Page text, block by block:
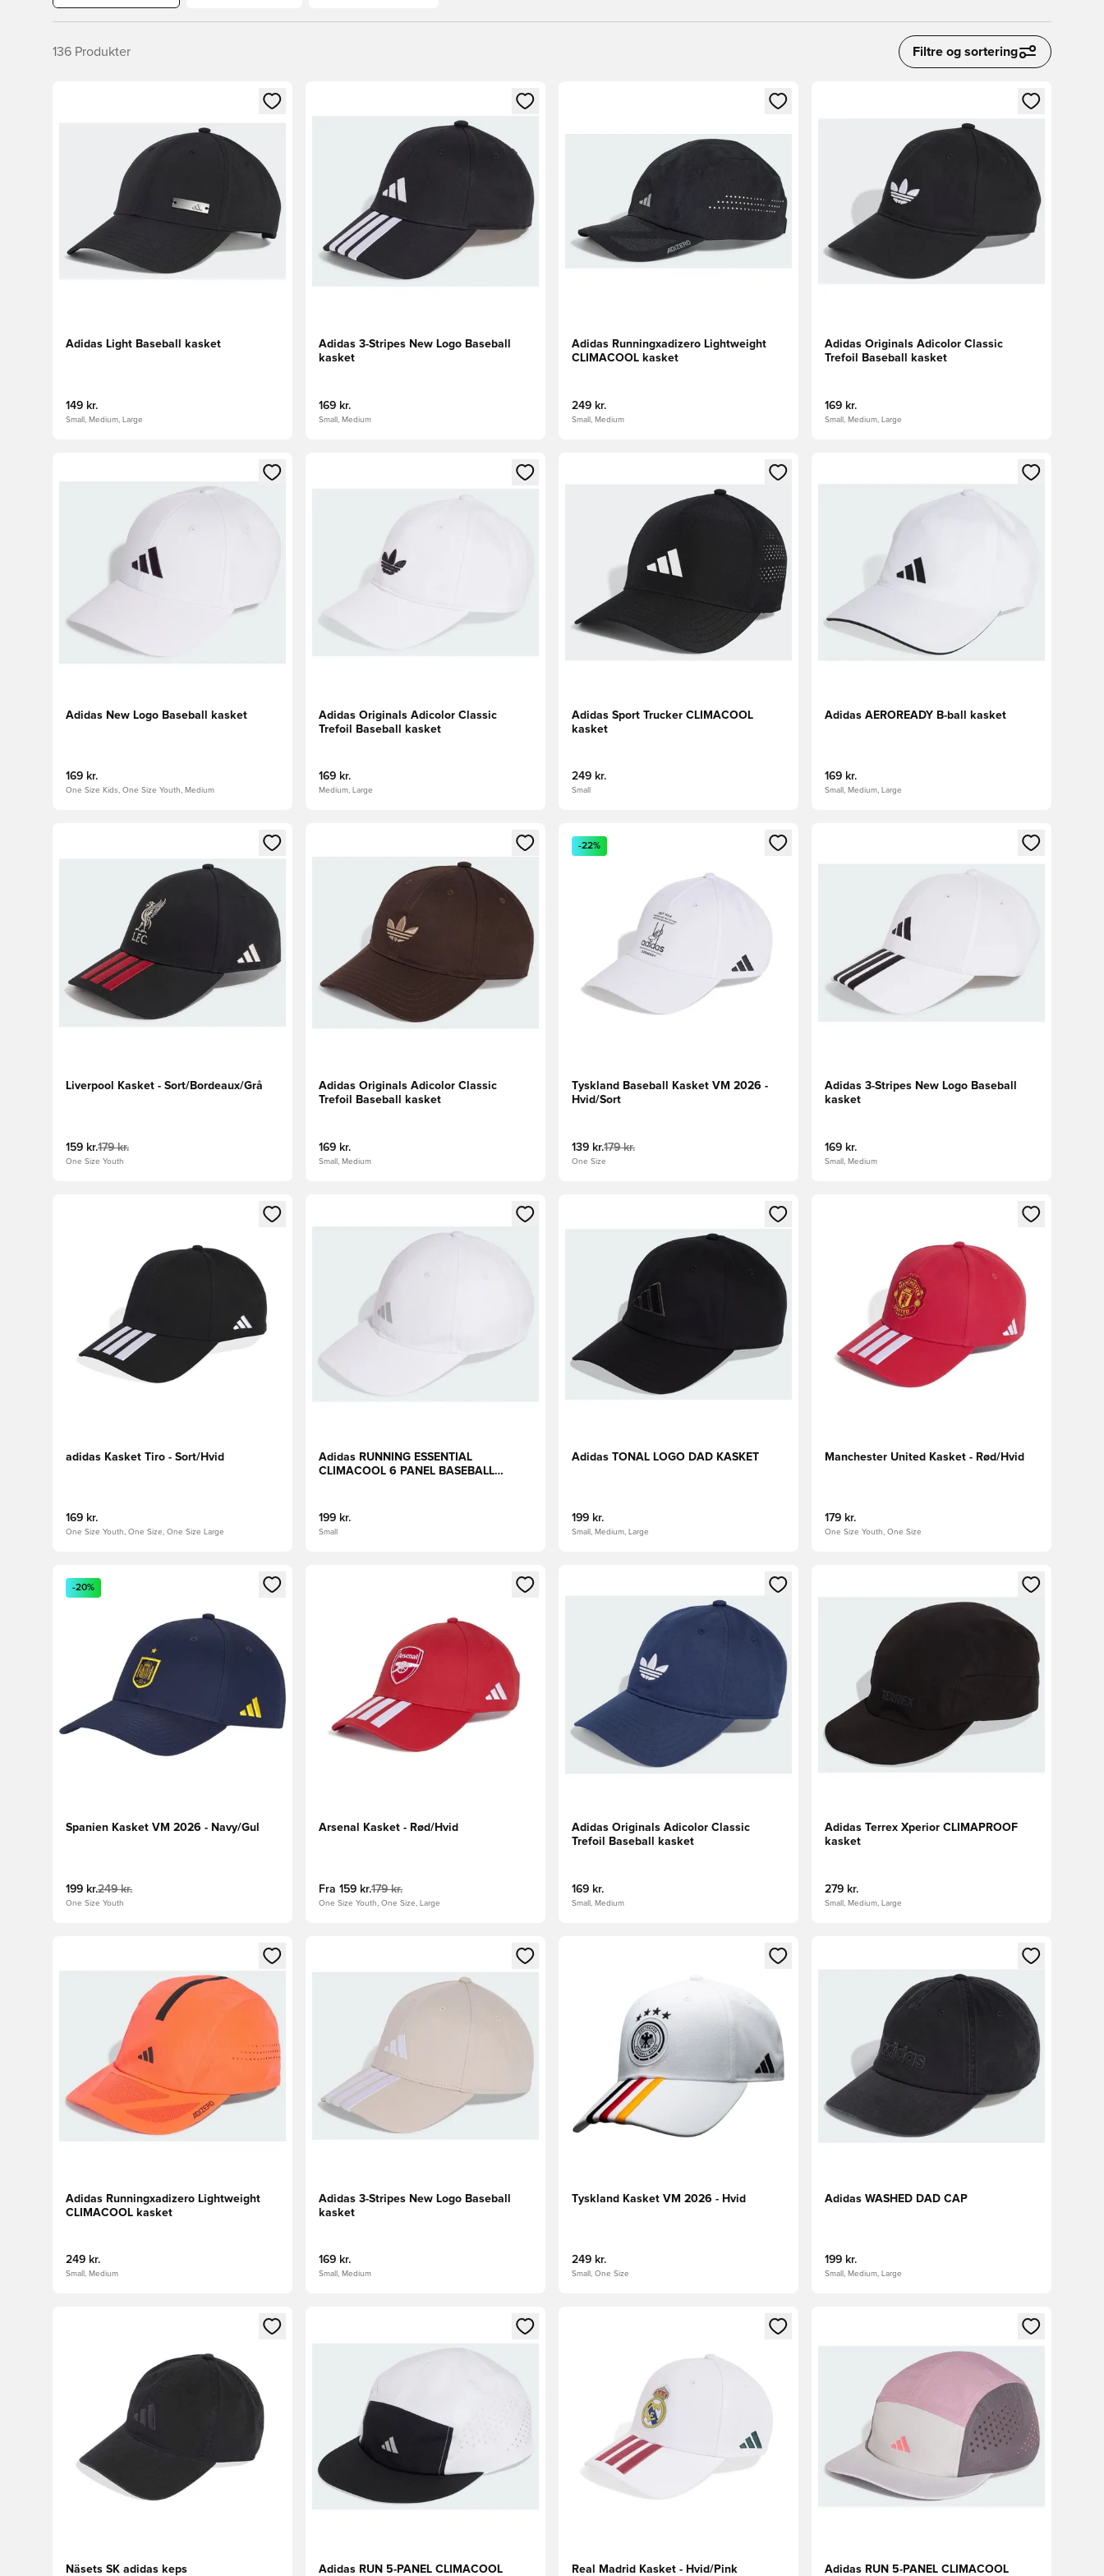
136 Produkter Filtre og sortering
Åbner en Modal til at logge ind eller tilmelde dig som medlem
Adidas Light Baseball kasket
149 kr.
Small, Medium, Large
Åbner en Modal til at logge ind eller tilmelde dig som medlem
Adidas 3-Stripes New Logo Baseball
kasket
169 kr.
Small, Medium
Åbner en Modal til at logge ind eller tilmelde dig som medlem
Adidas Runningxadizero Lightweight
CLIMACOOL kasket
249 kr.
Small, Medium
Åbner en Modal til at logge ind eller tilmelde dig
Adidas Originals Adicolor Classic
Trefoil Baseball kasket
169 kr.
Small, Medium, Large
Åbner en Modal til at logge ind eller tilmelde dig som medlem
Adidas New Logo Baseball kasket
169 kr.
One Size Kids, One Size Youth, Medium
Åbner en Modal til at logge ind eller tilmelde dig som medlem
Adidas Originals Adicolor Classic
Trefoil Baseball kasket
169 kr.
Medium, Large
Åbner en Modal til at logge ind eller tilmelde dig som medlem
Adidas Sport Trucker CLIMACOOL
kasket
249 kr.
Small
Åbner en Modal til at logge ind eller tilmelde dig
Adidas AEROREADY B-ball kasket
169 kr.
Small, Medium, Large
Åbner en Modal til at logge ind eller tilmelde dig som medlem
Liverpool Kasket - Sort/Bordeaux/Grå
159 kr.179 kr.
One Size Youth
Åbner en Modal til at logge ind eller tilmelde dig som medlem
Adidas Originals Adicolor Classic
Trefoil Baseball kasket
169 kr.
Small, Medium
Åbner en Modal til at logge ind eller tilmelde dig som medlem
-22%
Tyskland Baseball Kasket VM 2026 -
Hvid/Sort
139 kr.179 kr.
One Size
Åbner en Modal til at logge ind eller tilmelde dig
Adidas 3-Stripes New Logo Baseball
kasket
169 kr.
Small, Medium
Åbner en Modal til at logge ind eller tilmelde dig som medlem
adidas Kasket Tiro - Sort/Hvid
169 kr.
One Size Youth, One Size, One Size Large
Åbner en Modal til at logge ind eller tilmelde dig som medlem
Adidas RUNNING ESSENTIAL
CLIMACOOL 6 PANEL BASEBALL
199 kr.
Small
Åbner en Modal til at logge ind eller tilmelde dig som medlem
Adidas TONAL LOGO DAD KASKET
199 kr.
Small, Medium, Large
Åbner en Modal til at logge ind eller tilmelde dig
Manchester United Kasket - Rød/Hvid
179 kr.
One Size Youth, One Size
Åbner en Modal til at logge ind eller tilmelde dig som medlem
-20%
Spanien Kasket VM 2026 - Navy/Gul
199 kr.249 kr.
One Size Youth
Åbner en Modal til at logge ind eller tilmelde dig som medlem
Arsenal Kasket - Rød/Hvid
Fra 159 kr.179 kr.
One Size Youth, One Size, Large
Åbner en Modal til at logge ind eller tilmelde dig som medlem
Adidas Originals Adicolor Classic
Trefoil Baseball kasket
169 kr.
Small, Medium
Åbner en Modal til at logge ind eller tilmelde dig
Adidas Terrex Xperior CLIMAPROOF
kasket
279 kr.
Small, Medium, Large
Åbner en Modal til at logge ind eller tilmelde dig som medlem
Adidas Runningxadizero Lightweight
CLIMACOOL kasket
249 kr.
Small, Medium
Åbner en Modal til at logge ind eller tilmelde dig som medlem
Adidas 3-Stripes New Logo Baseball
kasket
169 kr.
Small, Medium
Åbner en Modal til at logge ind eller tilmelde dig som medlem
Tyskland Kasket VM 2026 - Hvid
249 kr.
Small, One Size
Åbner en Modal til at logge ind eller tilmelde dig
Adidas WASHED DAD CAP
199 kr.
Small, Medium, Large
Åbner en Modal til at logge ind eller tilmelde dig som medlem
Näsets SK adidas keps
Åbner en Modal til at logge ind eller tilmelde dig som medlem
Adidas RUN 5-PANEL CLIMACOOL
Åbner en Modal til at logge ind eller tilmelde dig som medlem
Real Madrid Kasket - Hvid/Pink
Åbner en Modal til at logge ind eller tilmelde dig
Adidas RUN 5-PANEL CLIMACOOL